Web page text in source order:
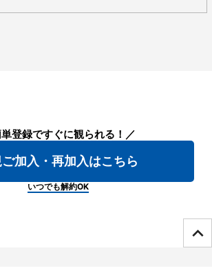
単登録ですぐに観られる！／
加入・再加入はこちら
いつでも解約OK